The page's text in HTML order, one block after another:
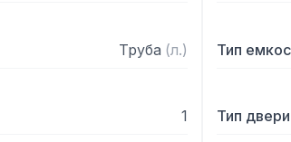
Труба (л.) Тип
1 Тип двери